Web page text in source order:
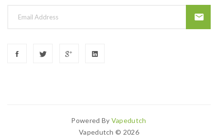
Powered By Vapedutch
Slots Uk 78win Slot Gacor 78 Win
Vapedutch © 2026